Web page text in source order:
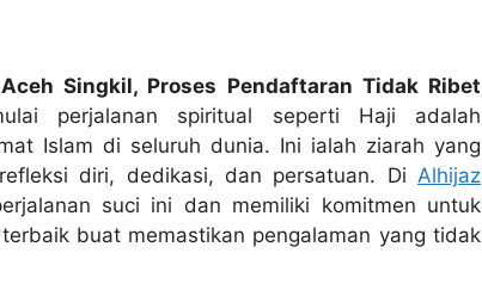
Singkil, Proses Pendaftaran Tidak Ribet
perjalanan spiritual seperti Haji adalah
Islam di seluruh dunia. Ini ialah ziarah yang
diri, dedikasi, dan persatuan. Di Alhijaz
suci ini dan memiliki komitmen untuk
buat memastikan pengalaman yang tidak